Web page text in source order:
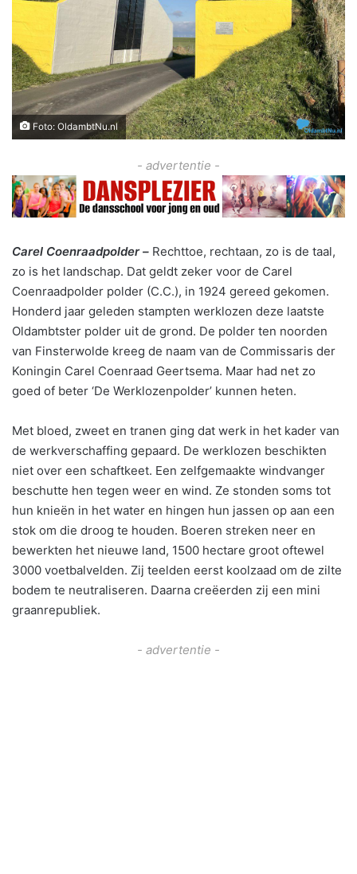
Foto: OldambtNu.nl
- advertentie -
Carel Coenraadpolder – Rechttoe, rechtaan, zo is de taal,
zo is het landschap. Dat geldt zeker voor de Carel
Coenraadpolder polder (C.C.), in 1924 gereed gekomen.
Honderd jaar geleden stampten werklozen deze laatste
Oldambtster polder uit de grond. De polder ten noorden
van Finsterwolde kreeg de naam van de Commissaris der
Koningin Carel Coenraad Geertsema. Maar had net zo
goed of beter ‘De Werklozenpolder’ kunnen heten.
Met bloed, zweet en tranen ging dat werk in het kader van
de werkverschaffing gepaard. De werklozen beschikten
niet over een schaftkeet. Een zelfgemaakte windvanger
beschutte hen tegen weer en wind. Ze stonden soms tot
hun knieën in het water en hingen hun jassen op aan een
stok om die droog te houden. Boeren streken neer en
bewerkten het nieuwe land, 1500 hectare groot oftewel
3000 voetbalvelden. Zij teelden eerst koolzaad om de zilte
bodem te neutraliseren. Daarna creëerden zij een mini
graanrepubliek.
- advertentie -